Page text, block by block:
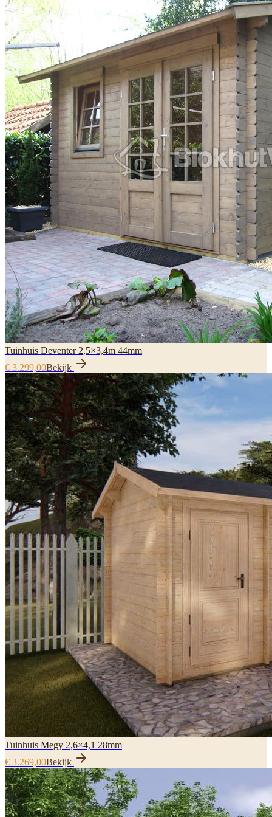
Tuinhuis Deventer 2,5×3,4m 44mm
€ 3.299,00Bekijk
Tuinhuis Megy 2,6×4,1 28mm
€ 3.269,00Bekijk